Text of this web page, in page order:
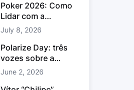
Poker 2026: Como
Lidar com a
Variância no Poker e
os Downswings
July 8, 2026
Polarize Day: três
vozes sobre a
comunidade e
ligação fora das
June 2, 2026